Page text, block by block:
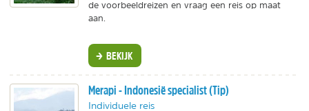
de voorbeeldreizen en vraag een reis op maat
aan.
BEKIJK
Merapi - Indonesië specialist (Tip)
Individuele reis